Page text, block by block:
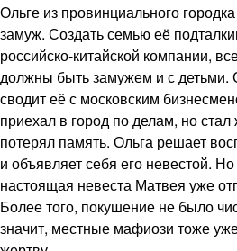
Ольге из провинциального
замуж. Создать семью её
российско-китайской компании,
должны быть замужем и с детьми.
сводит её с московским
приехал в город по делам, но
потерял память. Ольга решает
и объявляет себя его невестой.
настоящая невеста Матвея уже
Более того, покушение не было
значит, местные мафиози тоже